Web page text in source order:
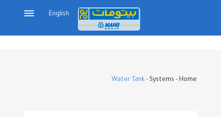
English
Home
-
Systems
-
Water Tank